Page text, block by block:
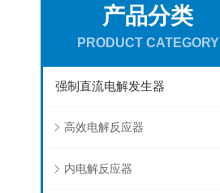
产品分类
PRODUCT CATEGORY
强制直流电解发生器
高效电解反应器
内电解反应器